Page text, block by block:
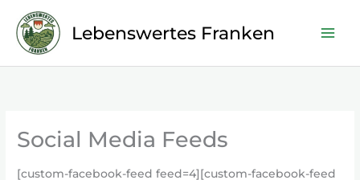
Inhalt
springen
Lebenswertes Franken
Social Media Feeds
[custom-facebook-feed feed=4][custom-facebook-feed